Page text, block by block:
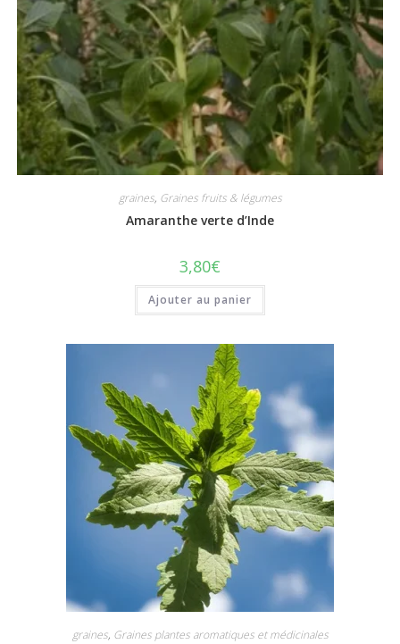
graines, Graines fruits & légumes
Amaranthe verte d’Inde
3,80€
Ajouter au panier
graines, Graines plantes aromatiques et médicinales